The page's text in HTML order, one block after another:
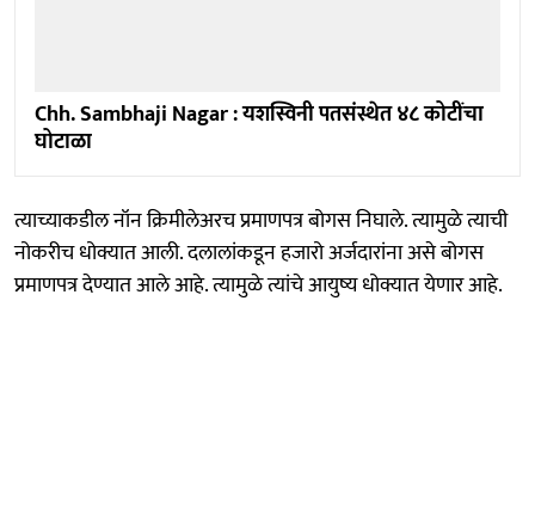
Chh. Sambhaji Nagar : यशस्विनी पतसंस्थेत ४८ कोटींचा
घोटाळा
त्याच्याकडील नॉन क्रिमीलेअरच प्रमाणपत्र बोगस निघाले. त्यामुळे त्याची
नोकरीच धोक्यात आली. दलालांकडून हजारो अर्जदारांना असे बोगस
प्रमाणपत्र देण्यात आले आहे. त्यामुळे त्यांचे आयुष्य धोक्यात येणार आहे.